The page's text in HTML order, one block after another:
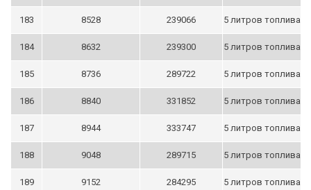
183 8528 239066 5 литров топлива
184 8632 239300 5 литров топлива
185 8736 289722 5 литров топлива
186 8840 331852 5 литров топлива
187 8944 333747 5 литров топлива
188 9048 289715 5 литров топлива
189 9152 284295 5 литров топлива